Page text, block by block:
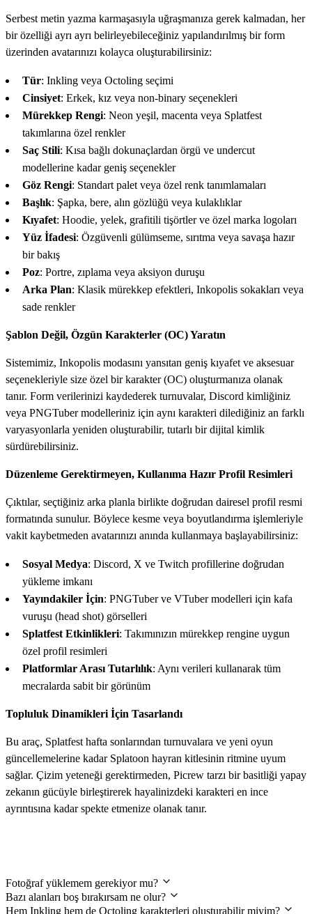
Serbest metin yazma karmaşasıyla uğraşmanıza gerek kalmadan, her
bir özelliği ayrı ayrı belirleyebileceğiniz yapılandırılmış bir form
üzerinden avatarınızı kolayca oluşturabilirsiniz:
Tür: Inkling veya Octoling seçimi
Cinsiyet: Erkek, kız veya non-binary seçenekleri
Mürekkep Rengi: Neon yeşil, macenta veya Splatfest
takımlarına özel renkler
Saç Stili: Kısa bağlı dokunaçlardan örgü ve undercut
modellerine kadar geniş seçenekler
Göz Rengi: Standart palet veya özel renk tanımlamaları
Başlık: Şapka, bere, alın gözlüğü veya kulaklıklar
Kıyafet: Hoodie, yelek, grafitili tişörtler ve özel marka logoları
Yüz İfadesi: Özgüvenli gülümseme, sırıtma veya savaşa hazır
bir bakış
Poz: Portre, zıplama veya aksiyon duruşu
Arka Plan: Klasik mürekkep efektleri, Inkopolis sokakları veya
sade renkler
Şablon Değil, Özgün Karakterler (OC) Yaratın
Sistemimiz, Inkopolis modasını yansıtan geniş kıyafet ve aksesuar
seçenekleriyle size özel bir karakter (OC) oluşturmanıza olanak
tanır. Form verilerinizi kaydederek turnuvalar, Discord kimliğiniz
veya PNGTuber modelleriniz için aynı karakteri dilediğiniz an farklı
varyasyonlarla yeniden oluşturabilir, tutarlı bir dijital kimlik
sürdürebilirsiniz.
Düzenleme Gerektirmeyen, Kullanıma Hazır Profil Resimleri
Çıktılar, seçtiğiniz arka planla birlikte doğrudan dairesel profil resmi
formatında sunulur. Böylece kesme veya boyutlandırma işlemleriyle
vakit kaybetmeden avatarınızı anında kullanmaya başlayabilirsiniz:
Sosyal Medya: Discord, X ve Twitch profillerine doğrudan
yükleme imkanı
Yayındakiler İçin: PNGTuber ve VTuber modelleri için kafa
vuruşu (head shot) görselleri
Splatfest Etkinlikleri: Takımınızın mürekkep rengine uygun
özel profil resimleri
Platformlar Arası Tutarlılık: Aynı verileri kullanarak tüm
mecralarda sabit bir görünüm
Topluluk Dinamikleri İçin Tasarlandı
Bu araç, Splatfest hafta sonlarından turnuvalara ve yeni oyun
güncellemelerine kadar Splatoon hayran kitlesinin ritmine uyum
sağlar. Çizim yeteneği gerektirmeden, Picrew tarzı bir basitliği yapay
zekanın gücüyle birleştirerek hayalinizdeki karakteri en ince
ayrıntısına kadar spekte etmenize olanak tanır.
Fotoğraf yüklemem gerekiyor mu?
Bazı alanları boş bırakırsam ne olur?
Hem Inkling hem de Octoling karakterleri oluşturabilir miyim?